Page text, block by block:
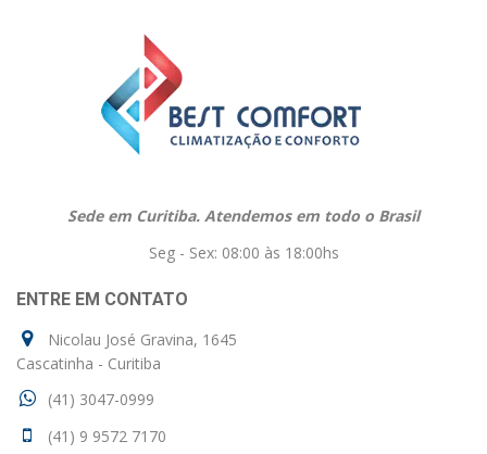
Sede em Curitiba. Atendemos em todo o Brasil
Seg - Sex: 08:00 às 18:00hs
ENTRE EM CONTATO
Nicolau José Gravina, 1645
Cascatinha - Curitiba
(41) 3047-0999
(41) 9 9572 7170